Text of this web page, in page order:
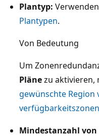
Plantyp:
Plantypen.
Von Bedeutung
Um
Plänezu aktivieren,
gewünschte Region
Mindestanzahl